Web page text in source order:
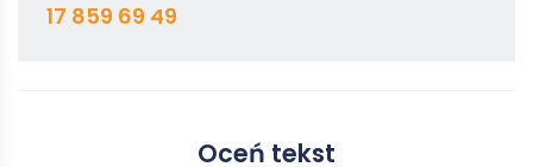
17 859 69 49
Oceń tekst